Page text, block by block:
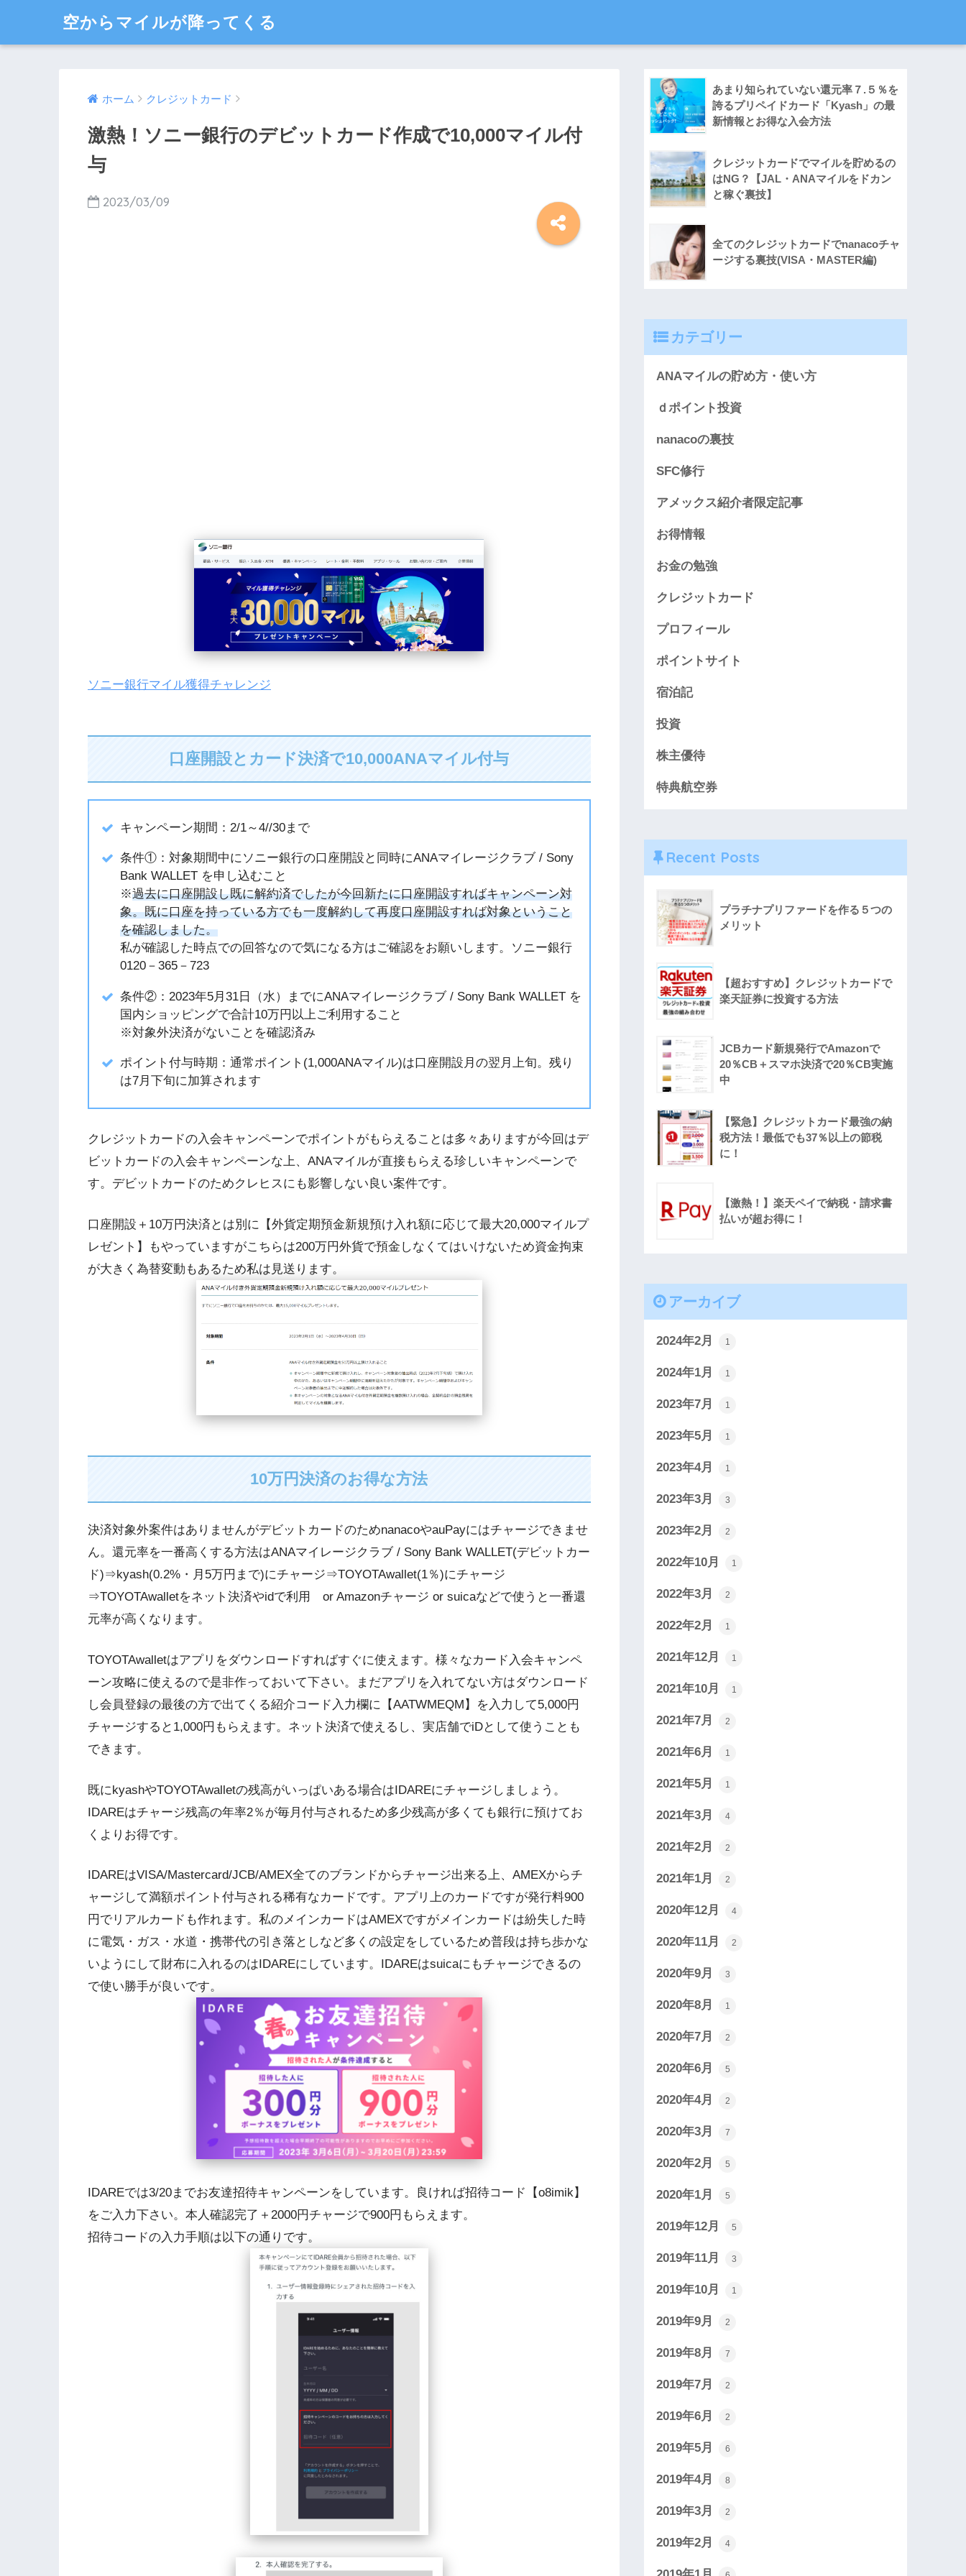
空からマイルが降ってくる
ホーム クレジットカード
激熱！ソニー銀行のデビットカード作成で10,000マイル付
与
2023/03/09
ソニー銀行マイル獲得チャレンジ
口座開設とカード決済で10,000ANAマイル付与
キャンペーン期間：2/1～4//30まで
条件①：対象期間中にソニー銀行の口座開設と同時にANAマイレージクラブ / Sony
Bank WALLET を申し込むこと
※過去に口座開設し既に解約済でしたが今回新たに口座開設すればキャンペーン対
象。既に口座を持っている方でも一度解約して再度口座開設すれば対象ということ
を確認しました。
私が確認した時点での回答なので気になる方はご確認をお願いします。ソニー銀行
0120－365－723
条件②：2023年5月31日（水）までにANAマイレージクラブ / Sony Bank WALLET を
国内ショッピングで合計10万円以上ご利用すること
※対象外決済がないことを確認済み
ポイント付与時期：通常ポイント(1,000ANAマイル)は口座開設月の翌月上旬。残り
は7月下旬に加算されます
クレジットカードの入会キャンペーンでポイントがもらえることは多々ありますが今回はデ
ビットカードの入会キャンペーンな上、ANAマイルが直接もらえる珍しいキャンペーンで
す。デビットカードのためクレヒスにも影響しない良い案件です。
口座開設＋10万円決済とは別に【外貨定期預金新規預け入れ額に応じて最大20,000マイルプ
レゼント】もやっていますがこちらは200万円外貨で預金しなくてはいけないため資金拘束
が大きく為替変動もあるため私は見送ります。
10万円決済のお得な方法
決済対象外案件はありませんがデビットカードのためnanacoやauPayにはチャージできませ
ん。還元率を一番高くする方法はANAマイレージクラブ / Sony Bank WALLET(デビットカー
ド)⇒kyash(0.2%・月5万円まで)にチャージ⇒TOYOTAwallet(1％)にチャージ
⇒TOYOTAwalletをネット決済やidで利用 or Amazonチャージ or suicaなどで使うと一番還
元率が高くなります。
TOYOTAwalletはアプリをダウンロードすればすぐに使えます。様々なカード入会キャンペ
ーン攻略に使えるので是非作っておいて下さい。まだアプリを入れてない方はダウンロード
し会員登録の最後の方で出てくる紹介コード入力欄に【AATWMEQM】を入力して5,000円
チャージすると1,000円もらえます。ネット決済で使えるし、実店舗でiDとして使うことも
できます。
既にkyashやTOYOTAwalletの残高がいっぱいある場合はIDAREにチャージしましょう。
IDAREはチャージ残高の年率2％が毎月付与されるため多少残高が多くても銀行に預けてお
くよりお得です。
IDAREはVISA/Mastercard/JCB/AMEX全てのブランドからチャージ出来る上、AMEXからチ
ャージして満額ポイント付与される稀有なカードです。アプリ上のカードですが発行料900
円でリアルカードも作れます。私のメインカードはAMEXですがメインカードは紛失した時
に電気・ガス・水道・携帯代の引き落としなど多くの設定をしているため普段は持ち歩かな
いようにして財布に入れるのはIDAREにしています。IDAREはsuicaにもチャージできるの
で使い勝手が良いです。
IDAREでは3/20までお友達招待キャンペーンをしています。良ければ招待コード【o8imik】
をご入力下さい。本人確認完了＋2000円チャージで900円もらえます。
招待コードの入力手順は以下の通りです。
あまり知られていない還元率７.５％を
誇るプリペイドカード「Kyash」の最
新情報とお得な入会方法
クレジットカードでマイルを貯めるの
はNG？【JAL・ANAマイルをドカン
と稼ぐ裏技】
全てのクレジットカードでnanacoチャ
ージする裏技(VISA・MASTER編)
カテゴリー
ANAマイルの貯め方・使い方
ｄポイント投資
nanacoの裏技
SFC修行
アメックス紹介者限定記事
お得情報
お金の勉強
クレジットカード
プロフィール
ポイントサイト
宿泊記
投資
株主優待
特典航空券
Recent Posts
プラチナプリファードを作る５つの
メリット
【超おすすめ】クレジットカードで
楽天証券に投資する方法
JCBカード新規発行でAmazonで
20％CB＋スマホ決済で20％CB実施
中
【緊急】クレジットカード最強の納
税方法！最低でも37％以上の節税
に！
【激熱！】楽天ペイで納税・請求書
払いが超お得に！
アーカイブ
2024年2月 1
2024年1月 1
2023年7月 1
2023年5月 1
2023年4月 1
2023年3月 3
2023年2月 2
2022年10月 1
2022年3月 2
2022年2月 1
2021年12月 1
2021年10月 1
2021年7月 2
2021年6月 1
2021年5月 1
2021年3月 4
2021年2月 2
2021年1月 2
2020年12月 4
2020年11月 2
2020年9月 3
2020年8月 1
2020年7月 2
2020年6月 5
2020年4月 2
2020年3月 7
2020年2月 5
2020年1月 5
2019年12月 5
2019年11月 3
2019年10月 1
2019年9月 2
2019年8月 7
2019年7月 2
2019年6月 2
2019年5月 6
2019年4月 8
2019年3月 2
2019年2月 4